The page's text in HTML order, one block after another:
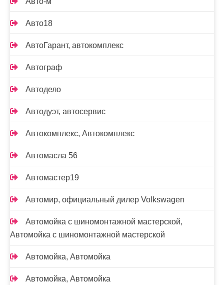
Авто18
АвтоГарант, автокомплекс
Автограф
Автодело
Автодуэт, автосервис
Автокомплекс, Автокомплекс
Автомасла 56
Автомастер19
Автомир, официальный дилер Volkswagen
Автомойка с шиномонтажной мастерской,
Автомойка с шиномонтажной мастерской
Автомойка, Автомойка
Автомойка, Автомойка